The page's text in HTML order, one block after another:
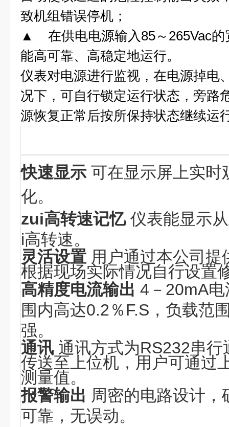
致机组错误停机；
▲
在供电电源输入85～ 265Vac的
能高可靠、高稳定地运行。
仪表对电源进行监视，在电源掉电
况下，可自行锁定运行状态，旁路
源恢复正常后按所保持状态继续运
快速显示 可在显示屏上实时
化。
zui高转速记忆 仪表能显示
i高转速。
灵活设置 用户通过本公司
根据现场实际情况自行设置
高精度电流输出 4 － 20mA
围内高达0.2％F.S ，负载范
强。
通讯 通讯方式为RS232串行
传送至上位机，用户可通过
测量值。
报警输出 周密的电路设计
可靠，无误动。